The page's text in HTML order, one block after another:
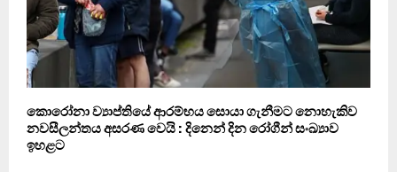
කොරෝනා ව්‍යාප්තියේ ආරම්භය සොයා ගැනීමට නොහැකිව
නවසීලන්තය අසරණ වෙයි : දිනෙන් දින රෝගීන් සංඛ්‍යාව
ඉහළට